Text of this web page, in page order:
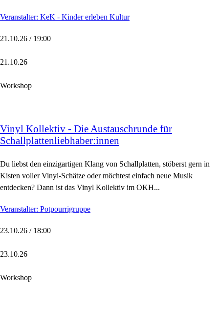
Veranstalter: KeK - Kinder erleben Kultur
21.10.26 / 19:00
21.10.26
Workshop
Vinyl Kollektiv - Die Austauschrunde für
Schallplattenliebhaber:innen
Du liebst den einzigartigen Klang von Schallplatten, stöberst gern in
Kisten voller Vinyl-Schätze oder möchtest einfach neue Musik
entdecken? Dann ist das Vinyl Kollektiv im OKH...
Veranstalter: Potpourrigruppe
23.10.26 / 18:00
23.10.26
Workshop